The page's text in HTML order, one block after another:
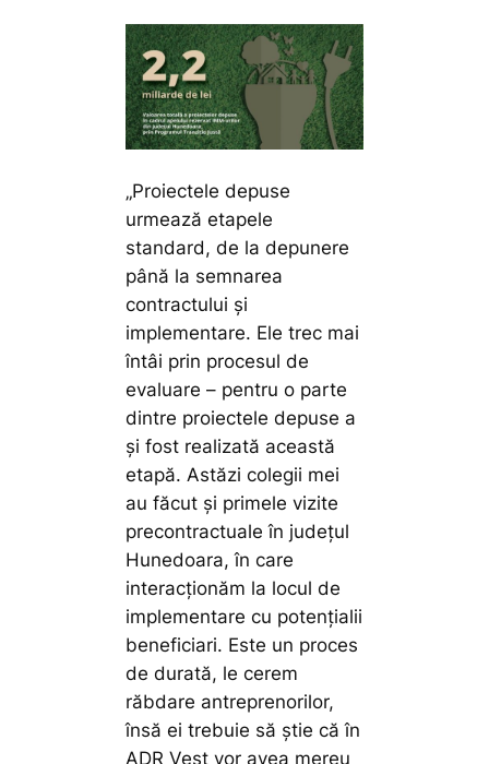
„Proiectele depuse
urmează etapele
standard, de la depunere
până la semnarea
contractului și
implementare. Ele trec mai
întâi prin procesul de
evaluare – pentru o parte
dintre proiectele depuse a
și fost realizată această
etapă. Astăzi colegii mei
au făcut și primele vizite
precontractuale în județul
Hunedoara, în care
interacționăm la locul de
implementare cu potențialii
beneficiari. Este un proces
de durată, le cerem
răbdare antreprenorilor,
însă ei trebuie să știe că în
ADR Vest vor avea mereu